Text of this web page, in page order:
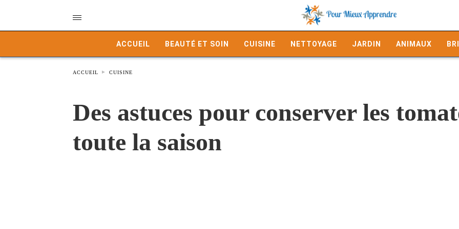
ACCUEIL BEAUTÉ ET SOIN CUISINE NETTOYAGE JARDIN ANIMAUX
ACCUEIL CUISINE
Des astuces pour conserver les
toute la saison